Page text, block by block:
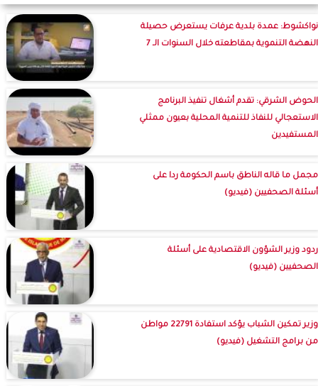
نواكشوط: عمدة بلدية عرفات يستعرض حصيلة
النهضة التنموية بمقاطعته خلال السنوات الـ 7
الحوض الشرقي: تقدم أشغال تنفيذ البرنامج
الاستعجالي للنفاذ للتنمية المحلية بعيون ممثلي
المستفيدين
مجمل ما قاله الناطق باسم الحكومة ردا على
أسئلة الصحفيين (فيديو)
ردود وزير الشؤون الاقتصادية على أسئلة
الصحفيين (فيديو)
وزير تمكين الشباب يؤكد استفادة 22791 مواطن
من برامج التشغيل (فيديو)